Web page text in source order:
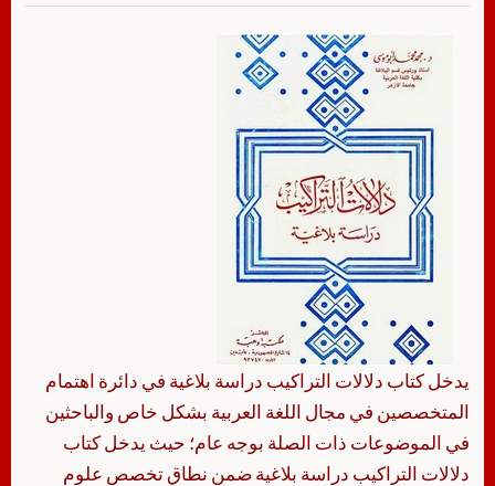
يدخل كتاب دلالات التراكيب دراسة بلاغية في دائرة اهتمام
المتخصصين في مجال اللغة العربية بشكل خاص والباحثين
في الموضوعات ذات الصلة بوجه عام؛ حيث يدخل كتاب
دلالات التراكيب دراسة بلاغية ضمن نطاق تخصص علوم